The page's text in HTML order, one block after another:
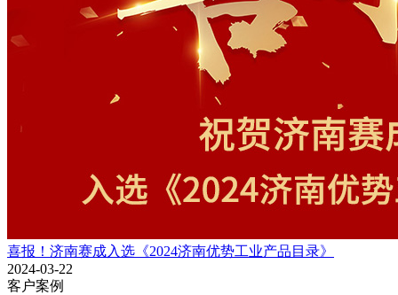
喜报！济南赛成入选《2024济南优势工业产品目录》
2024-03-22
客户案例